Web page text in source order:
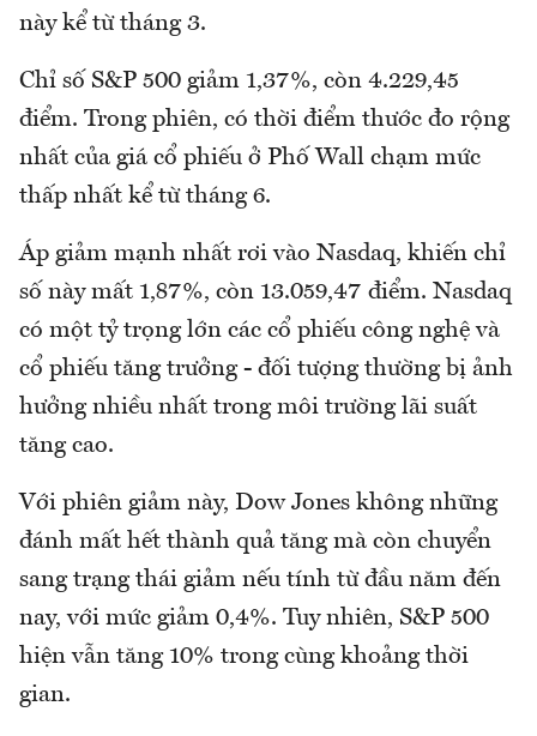
này kể từ tháng 3.
Chỉ số S&P 500 giảm 1,37%, còn 4.229,45
điểm. Trong phiên, có thời điểm thước đo rộng
nhất của giá cổ phiếu ở Phố Wall chạm mức
thấp nhất kể từ tháng 6.
Áp giảm mạnh nhất rơi vào Nasdaq, khiến chỉ
số này mất 1,87%, còn 13.059,47 điểm. Nasdaq
có một tỷ trọng lớn các cổ phiếu công nghệ và
cổ phiếu tăng trưởng - đối tượng thường bị ảnh
hưởng nhiều nhất trong môi trường lãi suất
tăng cao.
Với phiên giảm này, Dow Jones không những
đánh mất hết thành quả tăng mà còn chuyển
sang trạng thái giảm nếu tính từ đầu năm đến
nay, với mức giảm 0,4%. Tuy nhiên, S&P 500
hiện vẫn tăng 10% trong cùng khoảng thời
gian.